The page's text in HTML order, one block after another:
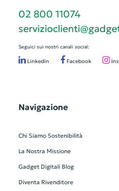
02 800 11074
Seguici sui nostri canali social:
Linkedin Facebook
Navigazione
Chi Siamo Sostenibilità
La Nostra Missione
Gadget Digitali Blog
Diventa Rivenditore